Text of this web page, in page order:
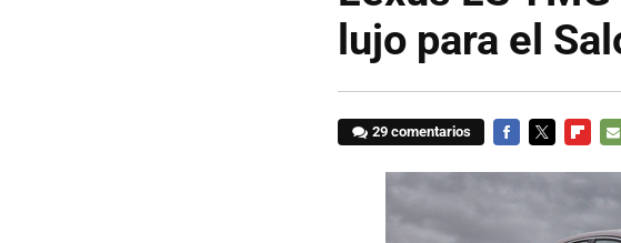
lujo para el
29 comentarios